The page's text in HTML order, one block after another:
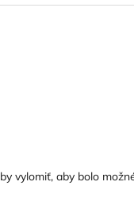
vylomiť, aby bolo